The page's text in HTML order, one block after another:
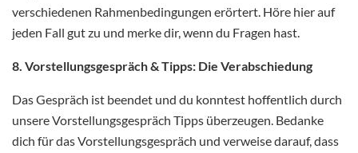
verschiedenen Rahmenbedingungen erörtert. Höre hier auf
jeden Fall gut zu und merke dir, wenn du Fragen hast.
8. Vorstellungsgespräch & Tipps: Die Verabschiedung
Das Gespräch ist beendet und du konntest hoffentlich durch
unsere Vorstellungsgespräch Tipps überzeugen. Bedanke
dich für das Vorstellungsgespräch und verweise darauf, dass